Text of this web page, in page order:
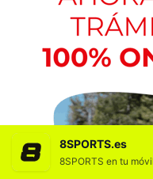
8SPORTS.es
8SPORTS en tu